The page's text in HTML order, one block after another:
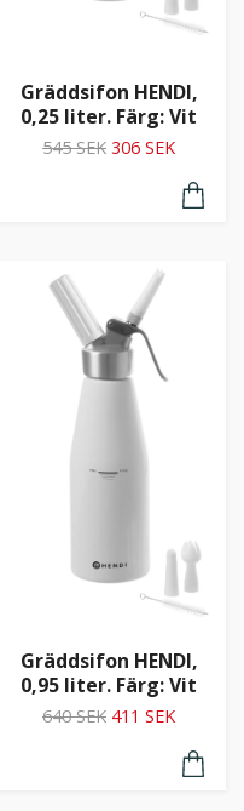
Gräddsifon HENDI,
0,25 liter. Färg: Vit
545 SEK 306 SEK
Gräddsifon HENDI,
0,95 liter. Färg: Vit
640 SEK 411 SEK